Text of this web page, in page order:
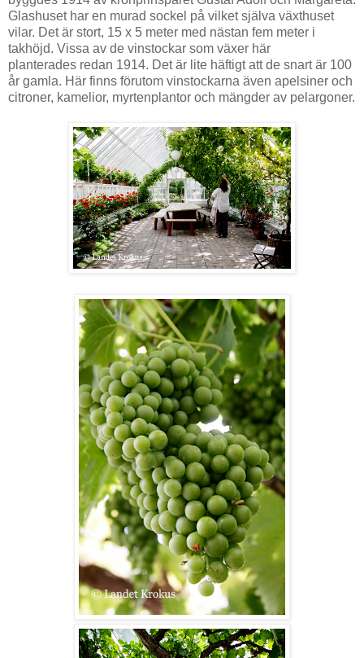
Glashuset har en murad sockel på vilket själva växthuset
vilar. Det är stort, 15 x 5 meter med nästan fem meter i
takhöjd. Vissa av de vinstockar som växer här
planterades redan 1914. Det är lite häftigt att de snart är 100
år gamla. Här finns förutom vinstockarna även apelsiner och
citroner, kamelior, myrtenplantor och mängder av pelargoner.